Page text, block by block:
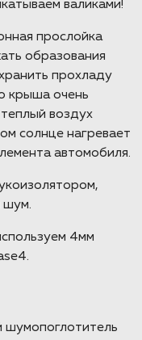
валиками!
прослойка
образования
прохладу
крыша очень
воздух
солнце нагревает
автомобиля.
шум.
4мм
шумопоглотитель